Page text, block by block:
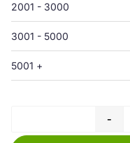
2001 - 3000
3001 - 5000
5001 +
-